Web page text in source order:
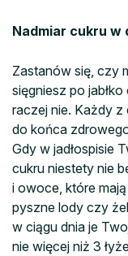
Nadmiar cukru w
Zastanów się, czy
sięgniesz po
raczej nie. Każdy z
do końca
Gdy w jadłospisie
cukru niestety nie
i owoce, które
pyszne lody czy
w ciągu dnia je
nie więcej niż 3